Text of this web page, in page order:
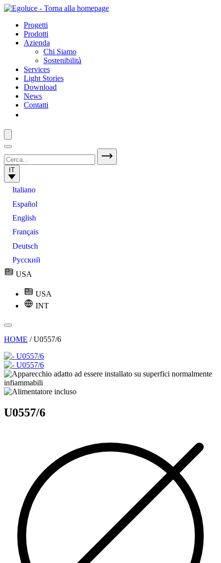
Progetti
Prodotti
Azienda
Chi Siamo
Sostenibilità
Services
Light Stories
Download
News
Contatti
IT
Italiano
Español
English
Français
Deutsch
Русский
USA
USA
INT
HOME / U0557/6
U0557/6